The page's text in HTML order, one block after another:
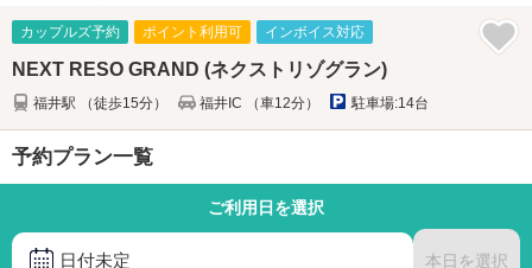
カップルズ予約 ポイント利用可 インボイス対応
NEXT RESO GRAND (ネクストリゾグラン)
福井駅 （徒歩15分） 福井IC （車12分） 駐車場:14台
予約プラン一覧
ご利用日を選択
日付未定 本日を選択